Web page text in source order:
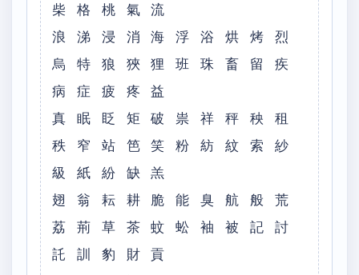
柴 格 桃 氣 流
浪 涕 浸 消 海 浮 浴 烘 烤 烈
烏 特 狼 狹 狸 班 珠 畜 留 疾
病 症 疲 疼 益
真 眠 眨 矩 破 祟 祥 秤 秧 租
秩 窄 站 笆 笑 粉 紡 紋 索 紗
級 紙 紛 缺 羔
翅 翁 耘 耕 脆 能 臭 航 般 荒
荔 荊 草 茶 蚊 蚣 袖 被 記 討
託 訓 豹 財 貢